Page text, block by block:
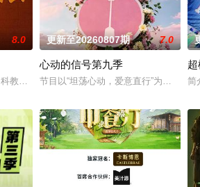
次不止比技术，更要玩灵魂共振！最顶的舞台
8.0
教频道（CCTV-10）2001年7月9日开播的讲座
更新至20260807期 7.0
心动的信号第九季
节目以“坦荡心动，爱意直行”为核心主简